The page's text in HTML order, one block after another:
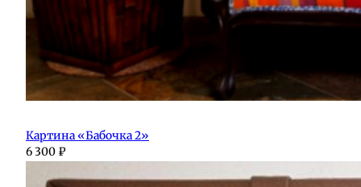
Картина «Бабочка 2»
6 300 ₽